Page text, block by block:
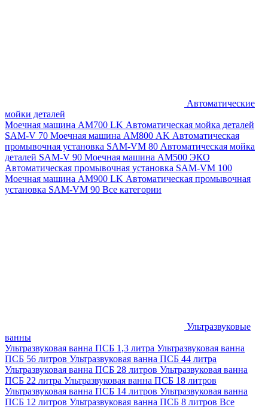
Автоматические
мойки деталей
Моечная машина AM700 LK Автоматическая мойка деталей
SAM-V 70 Моечная машина АМ800 AK Автоматическая
промывочная установка SAM-VM 80 Автоматическая мойка
деталей SAM-V 90 Моечная машина АМ500 ЭКО
Автоматическая промывочная установка SAM-VM 100
Моечная машина AM900 LK Автоматическая промывочная
установка SAM-VM 90 Все категории
Ультразвуковые
ванны
Ультразвуковая ванна ПСБ 1,3 литра Ультразвуковая ванна
ПСБ 56 литров Ультразвуковая ванна ПСБ 44 литра
Ультразвуковая ванна ПСБ 28 литров Ультразвуковая ванна
ПСБ 22 литра Ультразвуковая ванна ПСБ 18 литров
Ультразвуковая ванна ПСБ 14 литров Ультразвуковая ванна
ПСБ 12 литров Ультразвуковая ванна ПСБ 8 литров Все